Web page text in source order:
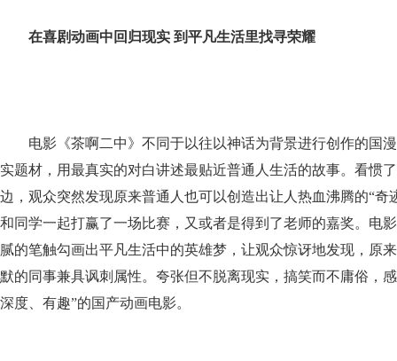
在喜剧动画中回归现实 到平凡生活里找寻荣耀
电影《茶啊二中》不同于以往以神话为背景进行创作的国
实题材，用最真实的对白讲述最贴近普通人生活的故事。看惯
边，观众突然发现原来普通人也可以创造出让人热血沸腾的“
和同学一起打赢了一场比赛，又或者是得到了老师的嘉奖。电
腻的笔触勾画出平凡生活中的英雄梦，让观众惊讶地发现，原
默的同事兼具讽刺属性。夸张但不脱离现实，搞笑而不庸俗，
深度、有趣”的国产动画电影。